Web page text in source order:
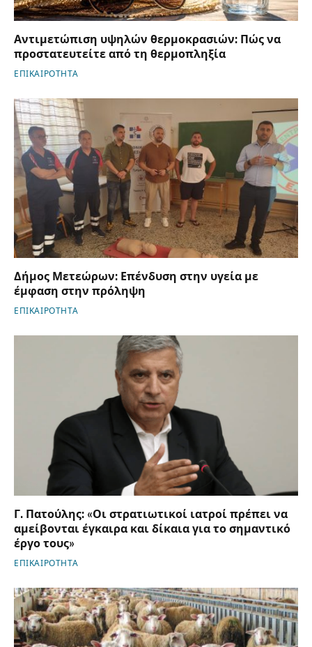
Αντιμετώπιση υψηλών θερμοκρασιών: Πώς να
προστατευτείτε από τη θερμοπληξία
ΕΠΙΚΑΙΡΟΤΗΤΑ
Δήμος Μετεώρων: Επένδυση στην υγεία με
έμφαση στην πρόληψη
ΕΠΙΚΑΙΡΟΤΗΤΑ
Γ. Πατούλης: «Οι στρατιωτικοί ιατροί πρέπει να
αμείβονται έγκαιρα και δίκαια για το σημαντικό
έργο τους»
ΕΠΙΚΑΙΡΟΤΗΤΑ